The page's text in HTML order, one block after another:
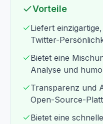
Vorteile
Liefert
Twitter-
Bietet eine
Analyse und
Transparenz und
Open-Source-
Bietet eine